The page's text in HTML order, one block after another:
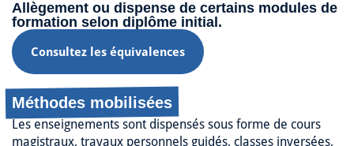
Allègement ou dispense de certains modules de
formation selon diplôme initial.​
Consultez les équivalences
Méthodes mobilisées
Les enseignements sont dispensés sous forme de cours
magistraux, travaux personnels guidés, classes inversées,